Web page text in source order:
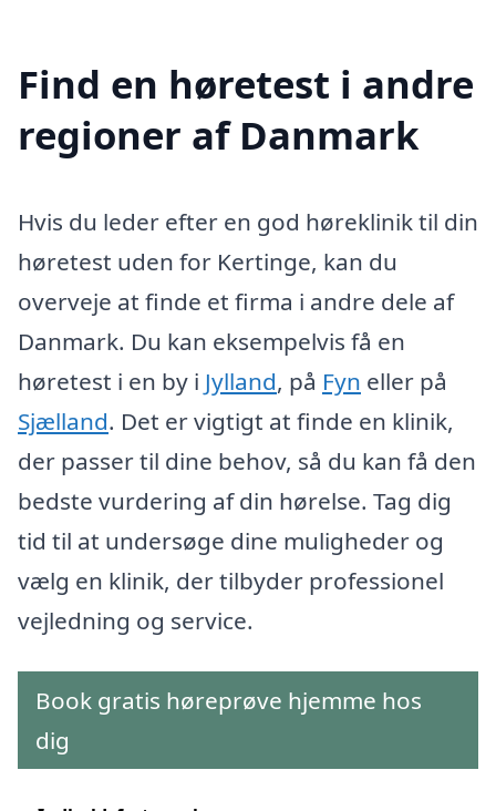
Find en høretest i andre
regioner af Danmark
Hvis du leder efter en god høreklinik til din
høretest uden for Kertinge, kan du
overveje at finde et firma i andre dele af
Danmark. Du kan eksempelvis få en
høretest i en by i Jylland, på Fyn eller på
Sjælland. Det er vigtigt at finde en klinik,
der passer til dine behov, så du kan få den
bedste vurdering af din hørelse. Tag dig
tid til at undersøge dine muligheder og
vælg en klinik, der tilbyder professionel
vejledning og service.
Book gratis høreprøve hjemme hos
dig